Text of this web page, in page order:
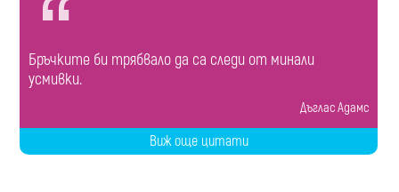
Бръчките би трябвало да са следи от минали
усмивки.
Дъглас Адамс
Виж още цитати